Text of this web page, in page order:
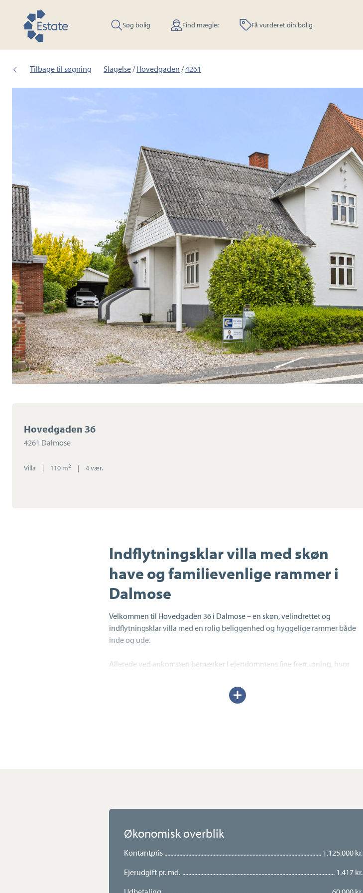
Søg bolig Find mægler Få vurderet din bolig
Tilbage til søgning Slagelse/Hovedgaden /4261
Hovedgaden 36
4261 Dalmose
Villa | 110 m2 | 4 vær.
Indflytningsklar villa med skøn
have og familievenlige rammer i
Dalmose
Velkommen til Hovedgaden 36 i Dalmose – en skøn, velindrettet og
indflytningsklar villa med en rolig beliggenhed og hyggelige rammer både
inde og ude.
Allerede ved ankomsten bemærker I ejendommens fine fremtoning, hvor
tilberedes. Herfra er der desuden direkte udgang til haven, så sommerens
fører jer til førstesalen. Her finder I en stor repos med udgang til en dejlig,
solrig altan samt to gode og rummelige værelser med plads til både familie,
gæster eller hjemmekontor.
Udvid/skjul
tekst
Økonomisk overblik
Kontantpris
1.125.000 kr.
Ejerudgift pr. md.
1.417 kr.